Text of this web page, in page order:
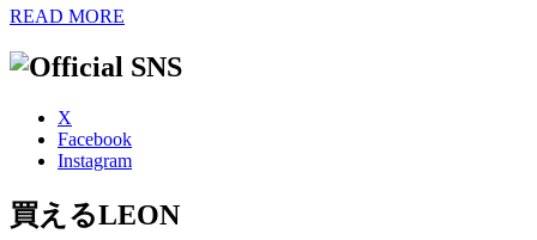
READ MORE
X
Facebook
Instagram
買えるLEON